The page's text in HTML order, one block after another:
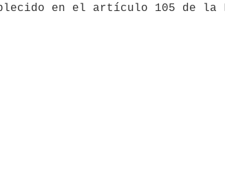
en el artículo 105 de la